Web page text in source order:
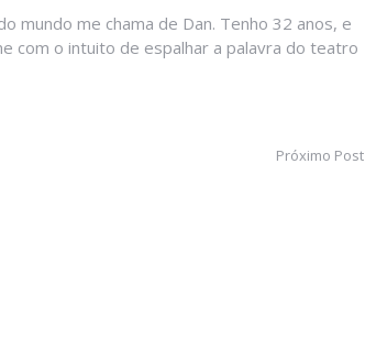
mundo me chama de Dan. Tenho 32 anos, e
com o intuito de espalhar a palavra do teatro
Próximo Post